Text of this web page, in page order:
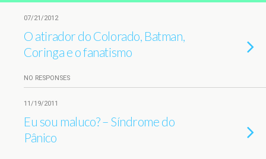
07/21/2012
O atirador do Colorado, Batman,
Coringa e o fanatismo
NO RESPONSES
11/19/2011
Eu sou maluco? – Síndrome do
Pânico